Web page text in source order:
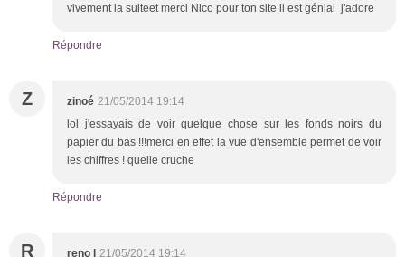
vivement la suiteet merci Nico pour ton site il est génial j'adore
Répondre
Z zinoé 21/05/2014 19:14
lol j'essayais de voir quelque chose sur les fonds noirs du
papier du bas !!!merci en effet la vue d'ensemble permet de voir
les chiffres ! quelle cruche
Répondre
R reno l 21/05/2014 19:14